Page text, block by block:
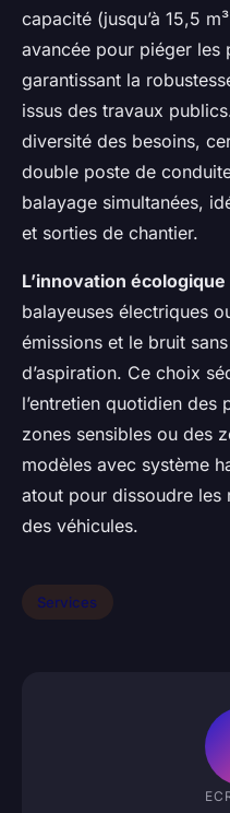
capacité (jusqu’à 15,5
avancée pour piéger les
garantissant la
issus des travaux
diversité des besoins,
double poste de
balayage simultanées,
et sorties de chantier.
L’innovation écologique
balayeuses électriques
émissions et le bruit
d’aspiration. Ce choix
l’entretien quotidien des
zones sensibles ou des
modèles avec système
atout pour dissoudre les
des véhicules.
Services